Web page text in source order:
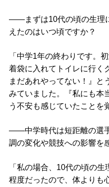
――まずは10代の頃の生理
えたのはいつ頃ですか？
「中学1年の終わりです。
着袋に入れてトイレに行く
まだあれやってない！』と
みていました。『私にも本
う不安も感じていたことを
――中学時代は短距離の選
調の変化や競技への影響を
「私の場合、10代の頃の
程度だったので、体よりも